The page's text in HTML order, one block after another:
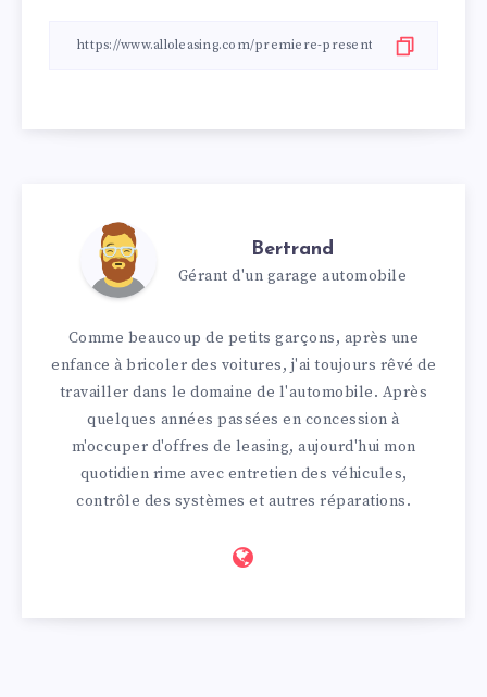
Bertrand
Gérant d'un garage automobile
Comme beaucoup de petits garçons, après une
enfance à bricoler des voitures, j'ai toujours rêvé de
travailler dans le domaine de l'automobile. Après
quelques années passées en concession à
m'occuper d'offres de leasing, aujourd'hui mon
quotidien rime avec entretien des véhicules,
contrôle des systèmes et autres réparations.